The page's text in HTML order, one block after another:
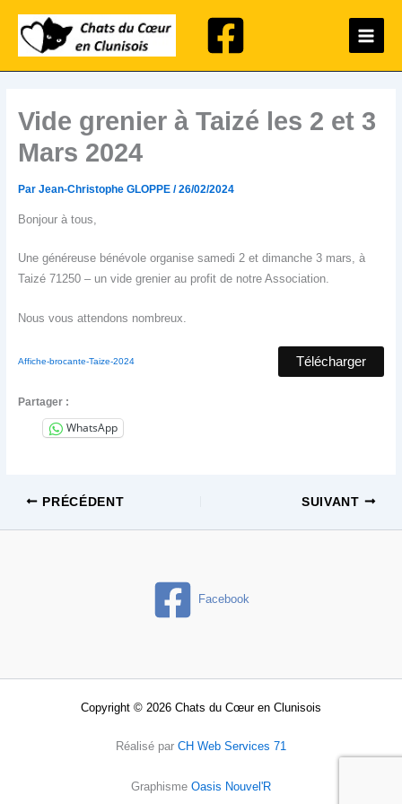
contenu
Main
Menu
Vide grenier à Taizé les 2 et 3
Mars 2024
Par Jean-Christophe GLOPPE /26/02/2024
Bonjour à tous,
Une généreuse bénévole organise samedi 2 et dimanche 3 mars, à
Taizé 71250 – un vide grenier au profit de notre Association.
Nous vous attendons nombreux.
Affiche-brocante-Taize-2024 Télécharger
Partager :
WhatsApp
PRÉCÉDENT SUIVANT
Facebook
Copyright © 2026 Chats du Cœur en Clunisois
Réalisé par CH Web Services 71
Graphisme Oasis Nouvel'R